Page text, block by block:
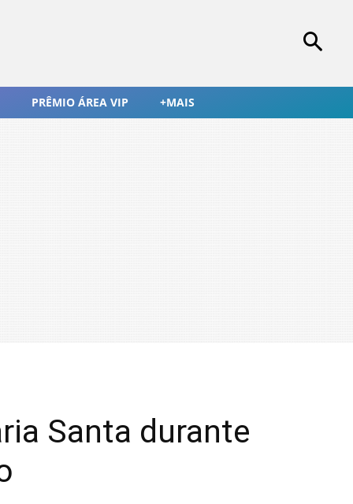
PRÊMIO ÁREA VIP +MAIS
Santa durante